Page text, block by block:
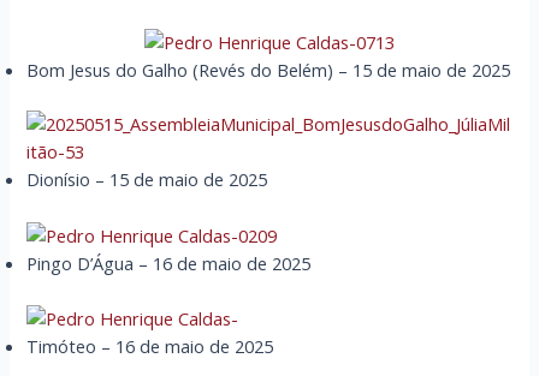
Bom Jesus do Galho (Revés do Belém) – 15 de maio de 2025
Dionísio – 15 de maio de 2025
Pingo D’Água – 16 de maio de 2025
Timóteo – 16 de maio de 2025